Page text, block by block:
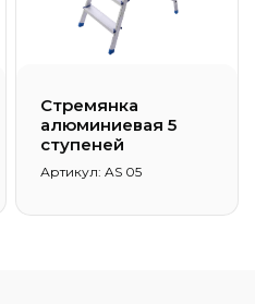
Стремянка
алюминиевая 5
ступеней
Артикул: AS 05